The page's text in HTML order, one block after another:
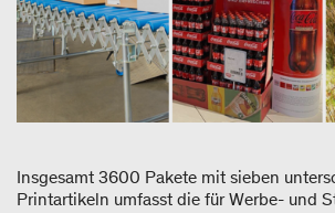
Insgesamt 3600 Pakete mit sieben
Printartikeln umfasst die für Werbe- und